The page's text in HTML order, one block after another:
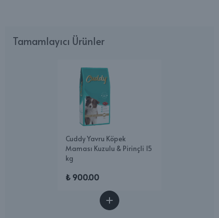
Tamamlayıcı Ürünler
Cuddy Yavru Köpek
Maması Kuzulu & Pirinçli 15
kg
₺ 900.00